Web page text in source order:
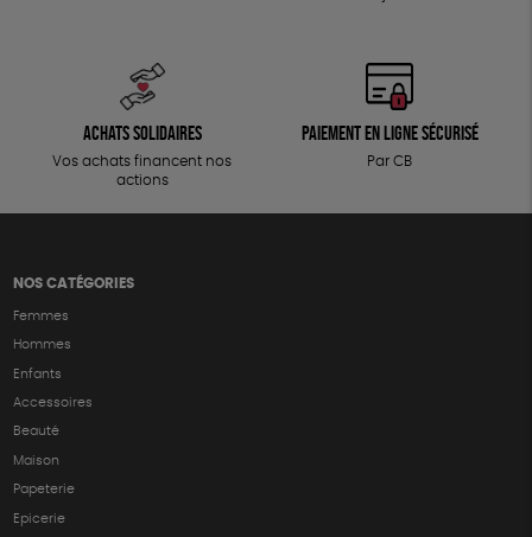
Achats solidaires
Vos achats financent nos
actions
Paiement en ligne sécurisé
Par CB
NOS CATÉGORIES
Femmes
Hommes
Enfants
Accessoires
Beauté
Maison
Papeterie
Epicerie